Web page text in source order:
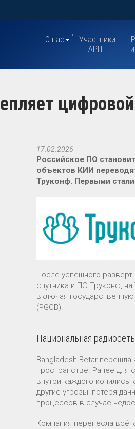
О нас
Участники
АРПП
17.02.2026
Российское ПО
объектов КИИ
Труконф. Первыми стали
После успешного
спутника и ПО Труконф,
включая
(PGCB).
Национальная
Bangladesh Betar перешла
пространстве. Ранее
внутри каждого
другие угрозы: потеря
процессов в случае
Компания перенесла всё